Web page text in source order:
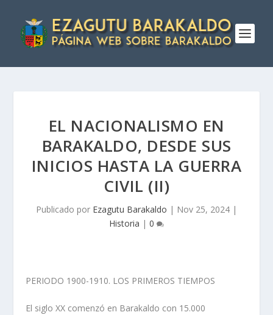
EL NACIONALISMO EN
BARAKALDO, DESDE SUS
INICIOS HASTA LA GUERRA
CIVIL (II)
Publicado por Ezagutu Barakaldo | Nov 25, 2024 |
Historia | 0
PERIODO 1900-1910. LOS PRIMEROS TIEMPOS
El siglo XX comenzó en Barakaldo con 15.000